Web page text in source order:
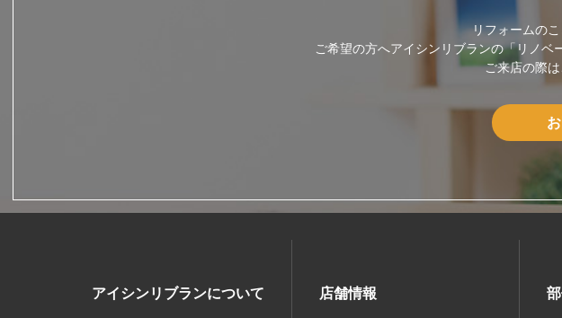
リフォームのこ
ご希望の方へアイシンリブランの「リノベ
ご来店の際は
アイシンリブランについて 店舗情報